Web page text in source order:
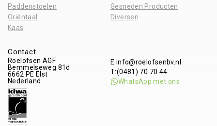
Paddenstoelen
Gesneden Producten
Oriëntaal
Diversen
Kaas
Contact
Roelofsen AGF
Bemmelseweg 81d
6662 PEElst
Nederland
E:info@roelofsenbv.nl
T:(0481) 70 70 44
WhatsApp met ons